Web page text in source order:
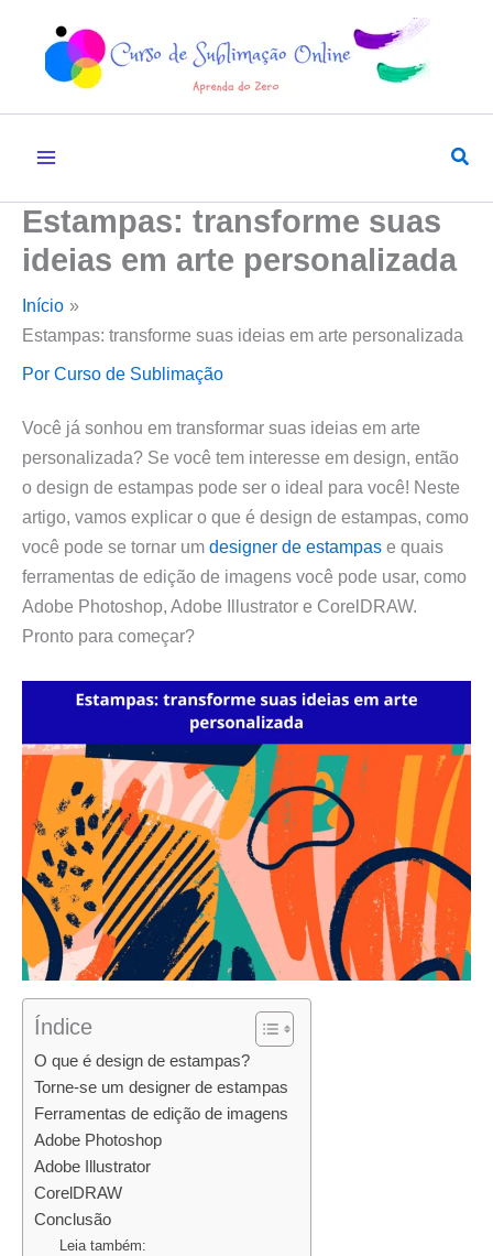
Estampas: transforme suas
ideias em arte personalizada
Início
Estampas: transforme suas ideias em arte personalizada
Por Curso de Sublimação
Você já sonhou em transformar suas ideias em arte
personalizada? Se você tem interesse em design, então
o design de estampas pode ser o ideal para você! Neste
artigo, vamos explicar o que é design de estampas, como
você pode se tornar um designer de estampas e quais
ferramentas de edição de imagens você pode usar, como
Adobe Photoshop, Adobe Illustrator e CorelDRAW.
Pronto para começar?
Índice
O que é design de estampas?
Torne-se um designer de estampas
Ferramentas de edição de imagens
Adobe Photoshop
Adobe Illustrator
CorelDRAW
Conclusão
Leia também:
Fita
térmica
garante
melhor
qualidade?
Manta
estampar
materiais
opção
para
Estampar
melhores
alternativas